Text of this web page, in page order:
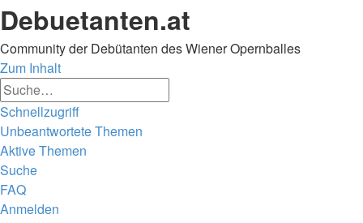
Debuetanten.at
Community der Debütanten des Wiener Opernballes
Zum Inhalt
Schnellzugriff
Unbeantwortete Themen
Aktive Themen
Suche
FAQ
Anmelden